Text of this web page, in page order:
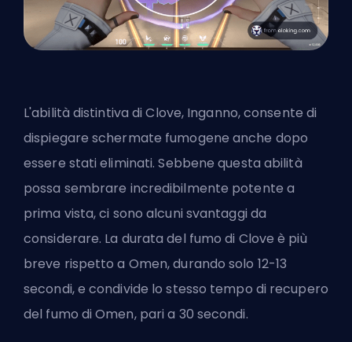
L'abilità distintiva di Clove, Inganno, consente di
dispiegare schermate fumogene anche dopo
essere stati eliminati. Sebbene questa abilità
possa sembrare incredibilmente potente a
prima vista, ci sono alcuni svantaggi da
considerare. La durata del fumo di Clove è più
breve rispetto a Omen, durando solo 12-13
secondi, e condivide lo stesso tempo di recupero
del fumo di Omen, pari a 30 secondi.